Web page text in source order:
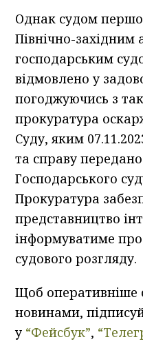
Однак судом
Північно-західним
господарським
відмовлено у
погоджуючись з
прокуратура
Суду, яким
та справу
Господарського
Прокуратура
представництво
інформуватиме
судового розгляду.
Щоб оперативніше
новинами,
у “Фейсбук”,